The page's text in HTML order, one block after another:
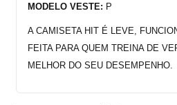
MODELO VESTE: P
A CAMISETA HIT É LEVE,
FEITA PARA QUEM TREINA DE
MELHOR DO SEU DESEMPENHO.